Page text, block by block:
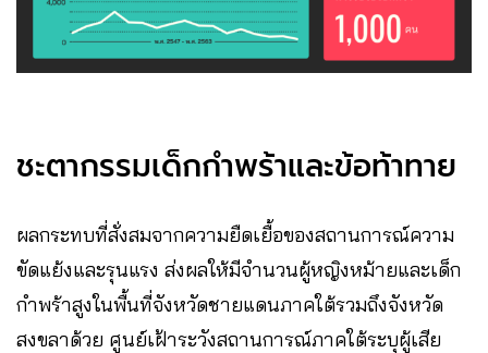
ชะตากรรมเด็กกำพร้าและข้อท้าทาย
ผลกระทบที่สั่งสมจากความยืดเยื้อของสถานการณ์ความ
ขัดแย้งและรุนแรง ส่งผลให้มีจำนวนผู้หญิงหม้ายและเด็ก
กำพร้าสูงในพื้นที่จังหวัดชายแดนภาคใต้รวมถึงจังหวัด
สงขลาด้วย ศูนย์เฝ้าระวังสถานการณ์ภาคใต้ระบุผู้เสีย